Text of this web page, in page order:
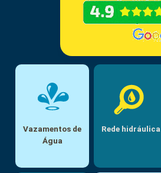
Vazamentos de
Água
Rede hidráulica